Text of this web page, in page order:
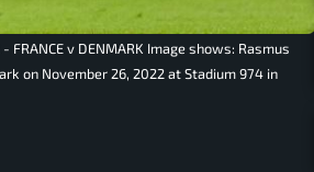
v DENMARK Image shows: Rasmus
on November 26, 2022 at Stadium 974 in